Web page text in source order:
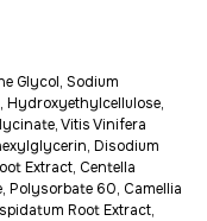
Glycol, Sodium
Hydroxyethylcellulose,
Vitis Vinifera
Disodium
Extract, Centella
Polysorbate 60, Camellia
Root Extract,